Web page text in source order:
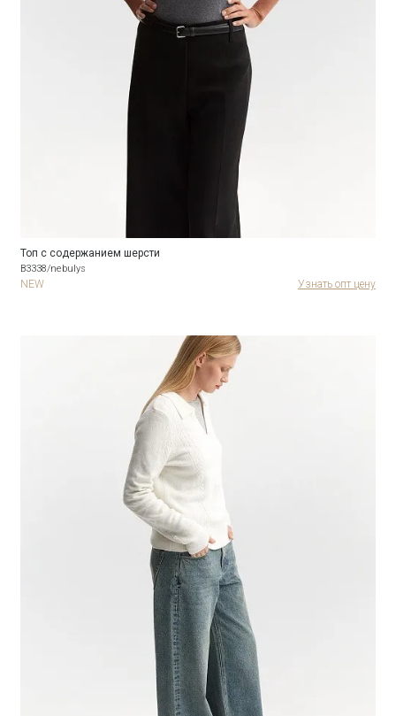
Топ с содержанием шерсти
B3338/nebulys
NEW Узнать опт цену